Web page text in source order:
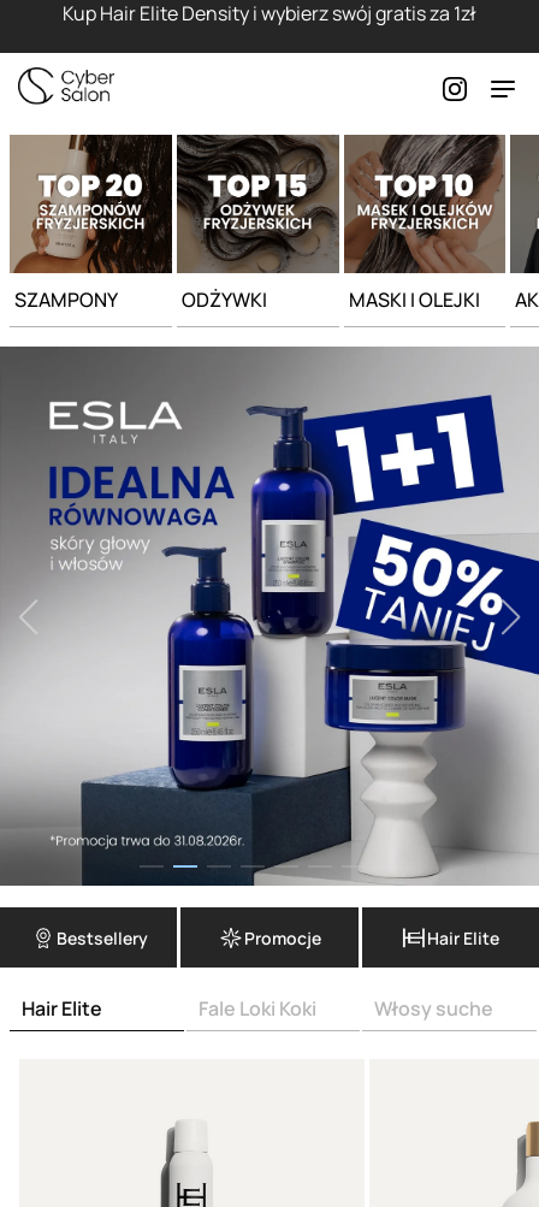
Kup Hair Elite Density i wybierz swój gratis za 1zł
SZAMPONY ODŻYWKI MASKI I OLEJKI
Bestsellery Promocje Hair Elite
Hair Elite Fale Loki Koki Włosy suche
Strona główna - Cyber Salon